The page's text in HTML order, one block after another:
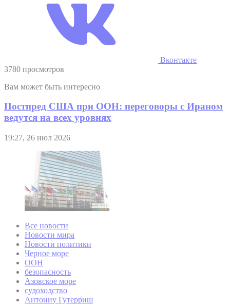
Вконтакте
3780 просмотров
Вам может быть интересно
Постпред США при ООН: переговоры с Ираном
ведутся на всех уровнях
19:27, 26 июл 2026
Все новости
Новости мира
Новости политики
Черное море
ООН
безопасность
Азовское море
судоходство
Антониу Гутерриш